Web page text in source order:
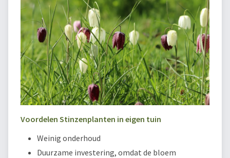
Voordelen Stinzenplanten in eigen tuin
Weinig onderhoud
Duurzame investering, omdat de bloem